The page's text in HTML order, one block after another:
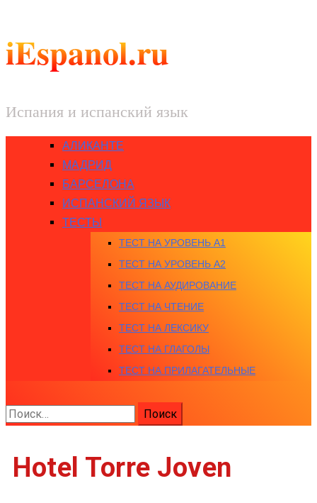
iEspanol.ru
Испания и испанский язык
АЛИКАНТЕ
МАДРИД
БАРСЕЛОНА
ИСПАНСКИЙ ЯЗЫК
ТЕСТЫ
ТЕСТ НА УРОВЕНЬ A1
ТЕСТ НА УРОВЕНЬ A2
ТЕСТ НА АУДИРОВАНИЕ
ТЕСТ НА ЧТЕНИЕ
ТЕСТ НА ЛЕКСИКУ
ТЕСТ НА ГЛАГОЛЫ
ТЕСТ НА ПРИЛАГАТЕЛЬНЫЕ
Найти:
Hotel Torre Joven